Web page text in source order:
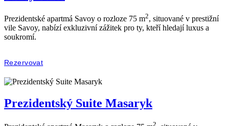
Prezidentské apartmá Savoy o rozloze 75 m2, situované v prestižní
vile Savoy, nabízí exkluzivní zážitek pro ty, kteří hledají luxus a
soukromí.
Rezervovat
Prezidentský Suite Masaryk
2